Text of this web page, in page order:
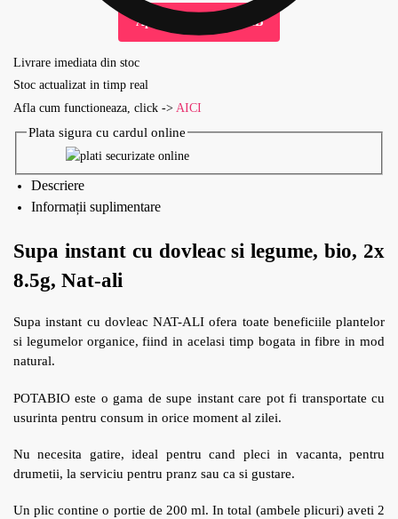
Aplica pentru cont B2B
Livrare imediata din stoc
Stoc actualizat in timp real
Afla cum functioneaza, click -> AICI
Plata sigura cu cardul online
Descriere
Informații suplimentare
Supa instant cu dovleac si legume, bio, 2x
8.5g, Nat-ali
Supa instant cu dovleac NAT-ALI ofera toate beneficiile plantelor
si legumelor organice, fiind in acelasi timp bogata in fibre in mod
natural.
POTABIO este o gama de supe instant care pot fi transportate cu
usurinta pentru consum in orice moment al zilei.
Nu necesita gatire, ideal pentru cand pleci in vacanta, pentru
drumetii, la serviciu pentru pranz sau ca si gustare.
Un plic contine o portie de 200 ml. In total (ambele plicuri) aveti 2